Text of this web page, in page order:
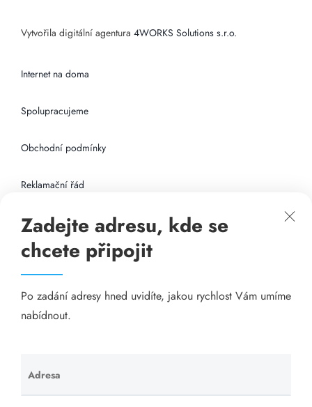
Vytvořila digitální agentura 4WORKS Solutions s.r.o.
Internet na doma
Spolupracujeme
Obchodní podmínky
Reklamační řád
Připojení k internetu
Odkazy
Katalog A-seznam.cz
Visací zámky - TOKOZ
Zadejte adresu, kde se
chcete připojit
Po zadání adresy hned uvidíte, jakou rychlost Vám umíme
nabídnout.
Adresa
Ponechte
toto pole